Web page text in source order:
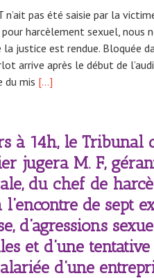
n’ait pas été saisie par la
harcèlement sexuel, nous
justice est rendue. Bloquée
arrive après le début de
du mis […]
à 14h, le Tribunal
jugera M. F,
du chef de
l’encontre de sept
d’agressions
et d’une
d’une